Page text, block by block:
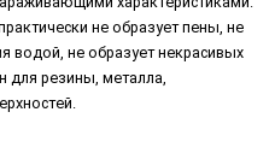
не образует пены, не
водой, не образует некрасивых
для резины, металла,